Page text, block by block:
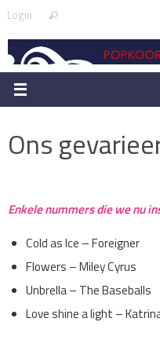
Skip
content
Login Search
Ons
Enkele nummers die we nu
Cold as Ice – Foreigner
Flowers – Miley Cyrus
Unbrella – The Baseballs
Love shine a light –